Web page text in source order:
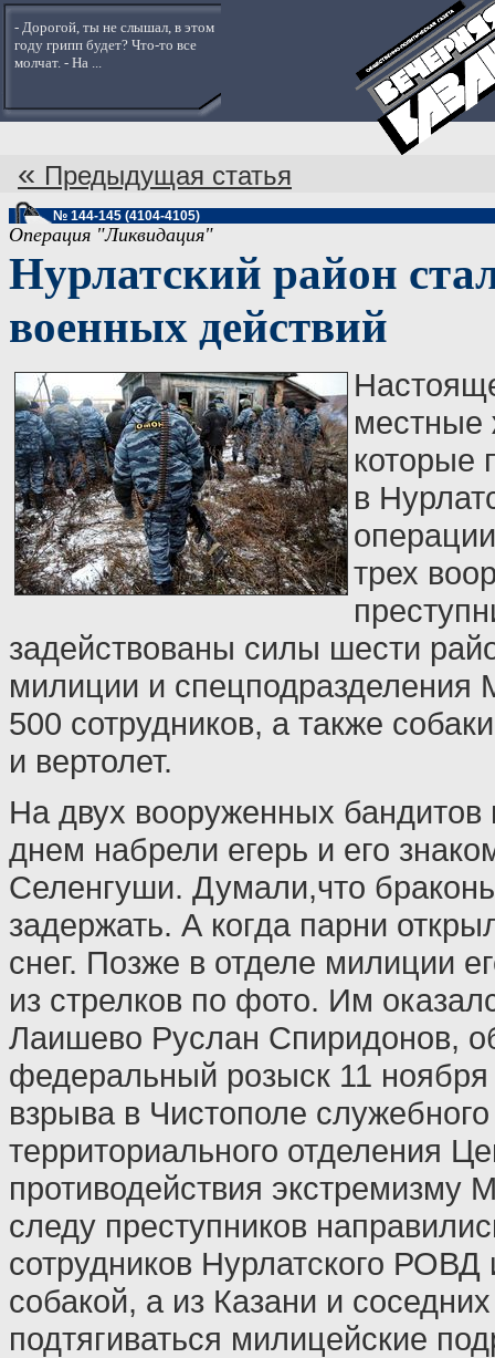
- Дорогой, ты не слышал, в этом
году грипп будет? Что-то все
молчат. - На ...
« Предыдущая статья
№ 144-145 (4104-4105)
Операция "Ликвидация"
Нурлатский район
военных действий
местные
которые
в
трех
задействованы силы шести
милиции и спецподразделения
500 сотрудников, а также
и вертолет.
На двух вооруженных
днем набрели егерь и его
Селенгуши. Думали,что
задержать. А когда парни
снег. Позже в отделе милиции
из стрелков по фото. Им
Лаишево Руслан Спиридонов,
федеральный розыск 11
взрыва в Чистополе
территориального отделения
противодействия экстремизму
следу преступников
сотрудников Нурлатского РОВД
собакой, а из Казани и
подтягиваться милицейские